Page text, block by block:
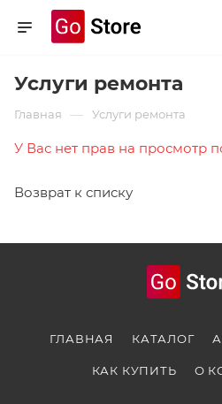
Услуги ремонта
Главная — Услуги ремонта
У Вас нет прав на просмотр
Возврат к списку
ГЛАВНАЯ КАТАЛОГ
КАК КУПИТЬ О